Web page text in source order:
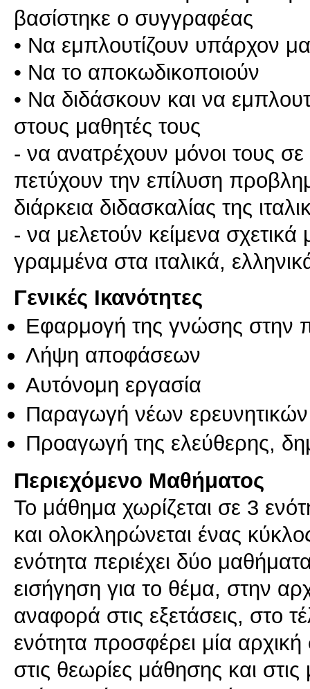
βασίστηκε ο συγγραφέας
• Να εμπλουτίζουν υπάρχον
• Να το αποκωδικοποιούν
• Να διδάσκουν και να
στους μαθητές τους
- να ανατρέχουν μόνοι τους
πετύχουν την επίλυση
διάρκεια διδασκαλίας της
- να μελετούν κείμενα
Γενικές Ικανότητες
Εφαρμογή της γνώσης στην
Λήψη αποφάσεων
Αυτόνομη εργασία
Παραγωγή νέων
Προαγωγή της ελεύθερης,
Περιεχόμενο Μαθήματος
Το μάθημα χωρίζεται σε 3
και ολοκληρώνεται ένας
ενότητα περιέχει δύο
εισήγηση για το θέμα, στην
αναφορά στις εξετάσεις, στο
ενότητα προσφέρει μία
στις θεωρίες μάθησης και